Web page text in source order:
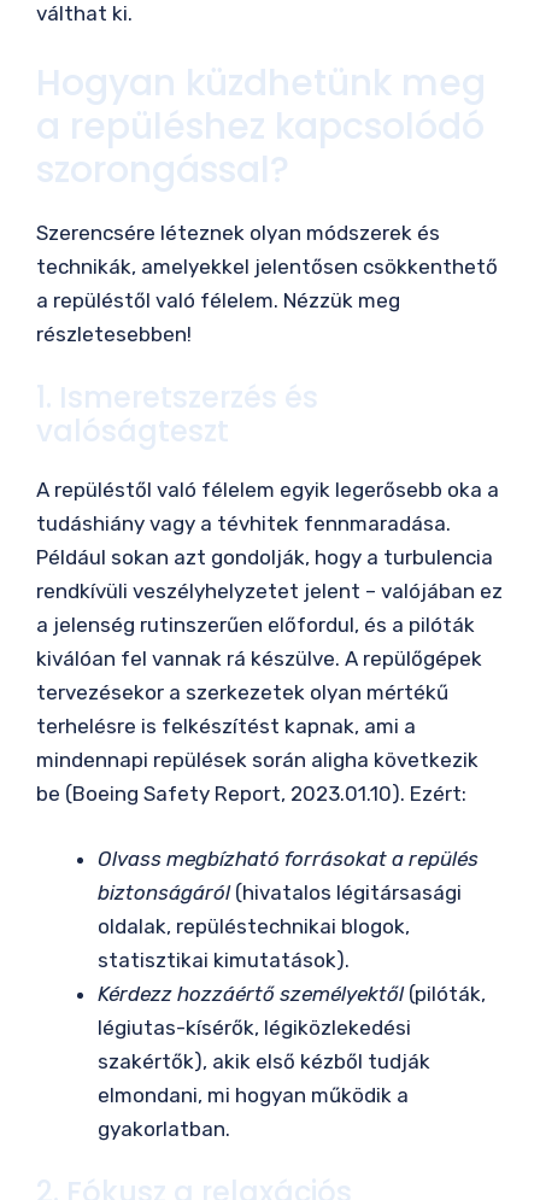
válthat ki.
Hogyan küzdhetünk meg
a repüléshez kapcsolódó
szorongással?
Szerencsére léteznek olyan módszerek és
technikák, amelyekkel jelentősen csökkenthető
a repüléstől való félelem. Nézzük meg
részletesebben!
1. Ismeretszerzés és
valóságteszt
A repüléstől való félelem egyik legerősebb oka a
tudáshiány vagy a tévhitek fennmaradása.
Például sokan azt gondolják, hogy a turbulencia
rendkívüli veszélyhelyzetet jelent – valójában ez
a jelenség rutinszerűen előfordul, és a pilóták
kiválóan fel vannak rá készülve. A repülőgépek
tervezésekor a szerkezetek olyan mértékű
terhelésre is felkészítést kapnak, ami a
mindennapi repülések során aligha következik
be (Boeing Safety Report, 2023.01.10). Ezért:
Olvass megbízható forrásokat a repülés
biztonságáról(hivatalos légitársasági
oldalak, repüléstechnikai blogok,
statisztikai kimutatások).
Kérdezz hozzáértő személyektől(pilóták,
légiutas-kísérők, légiközlekedési
szakértők), akik első kézből tudják
elmondani, mi hogyan működik a
gyakorlatban.